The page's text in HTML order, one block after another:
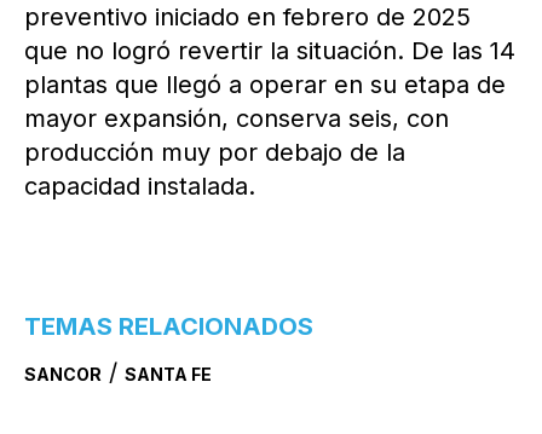
preventivo iniciado en febrero de 2025
que no logró revertir la situación. De las 14
plantas que llegó a operar en su etapa de
mayor expansión, conserva seis, con
producción muy por debajo de la
capacidad instalada.
TEMAS RELACIONADOS
SANCOR / SANTA FE